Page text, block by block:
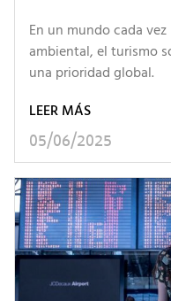
En un mundo cada
ambiental, el turismo
una prioridad global.
LEER MÁS
05/06/2025